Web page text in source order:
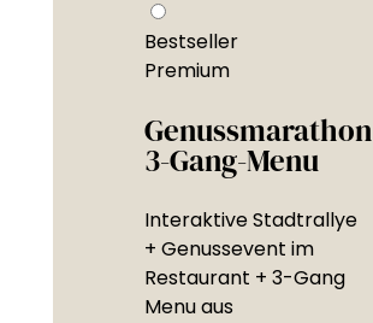
Bestseller
Premium
Genussmarathon
3-Gang-Menu
Interaktive Stadtrallye
+ Genussevent im
Restaurant + 3-Gang
Menu aus